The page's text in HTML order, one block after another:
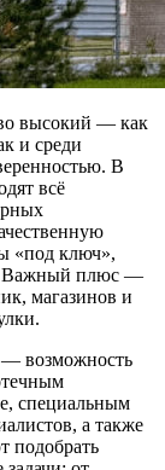
высокий — как
и среди
В
всё
«под ключ»,
Важный плюс —
магазинов и
возможность
специальным
а также
подобрать